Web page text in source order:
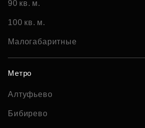
90 кв. м.
100 кв. м.
Малогабаритные
Метро
Алтуфьево
Бибирево